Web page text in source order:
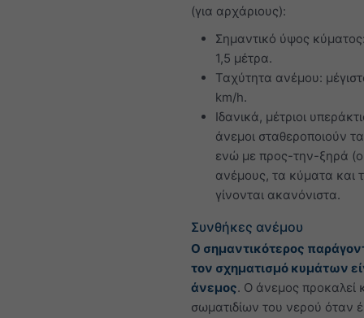
(για αρχάριους):
Σημαντικό ύψος
1,5 μέτρα.
Ταχύτητα ανέμου:
km/h.
Ιδανικά, μέτριοι
άνεμοι σταθεροποιούν
ενώ με προς-την-ξηρά
ανέμους, τα κύματα και
γίνονται ακανόνιστα.
Συνθήκες ανέμου
Ο σημαντικότερος
τον σχηματισμό κυμάτων
άνεμος. Ο άνεμος προκαλεί
σωματιδίων του νερού όταν